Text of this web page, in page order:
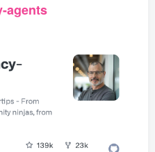
agents